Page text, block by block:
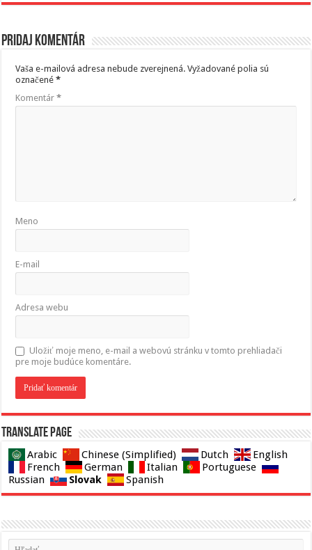
Pridaj komentár
Vaša e-mailová adresa nebude zverejnená. Vyžadované polia sú
označené*
Komentár*
Meno
E-mail
Adresa webu
Uložiť moje meno, e-mail a webovú stránku v tomto prehliadači
pre moje budúce komentáre.
Translate page
Arabic Chinese (Simplified) Dutch
English
French
German Italian
Portuguese
Russian
Slovak Spanish